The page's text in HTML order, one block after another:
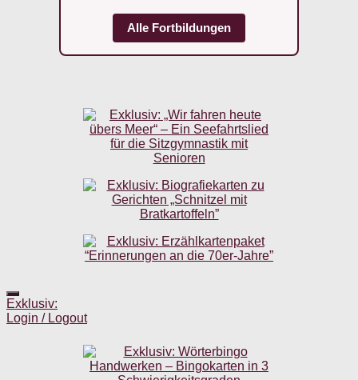
Alle Fortbildungen
Exklusiv:
Login / Logout